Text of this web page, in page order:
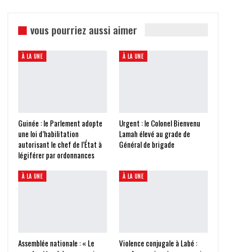
vous pourriez aussi aimer
À LA UNE
Guinée : le Parlement adopte
une loi d’habilitation
autorisant le chef de l’État à
légiférer par ordonnances
À LA UNE
Urgent : le Colonel Bienvenu
Lamah élevé au grade de
Général de brigade
À LA UNE
Assemblée nationale : « Le
À LA UNE
Violence conjugale à Labé :